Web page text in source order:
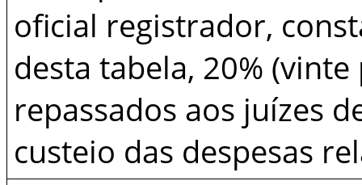
oficial registrador,
desta tabela, 20%
repassados aos juízes
custeio das despesas